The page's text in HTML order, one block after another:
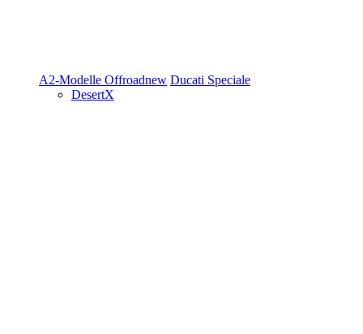
A2-Modelle Offroadnew Ducati Speciale
DesertX